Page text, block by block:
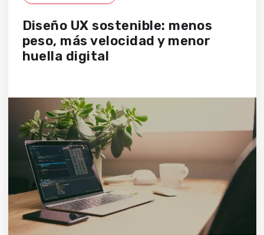
Diseño UX sostenible: menos
peso, más velocidad y menor
huella digital